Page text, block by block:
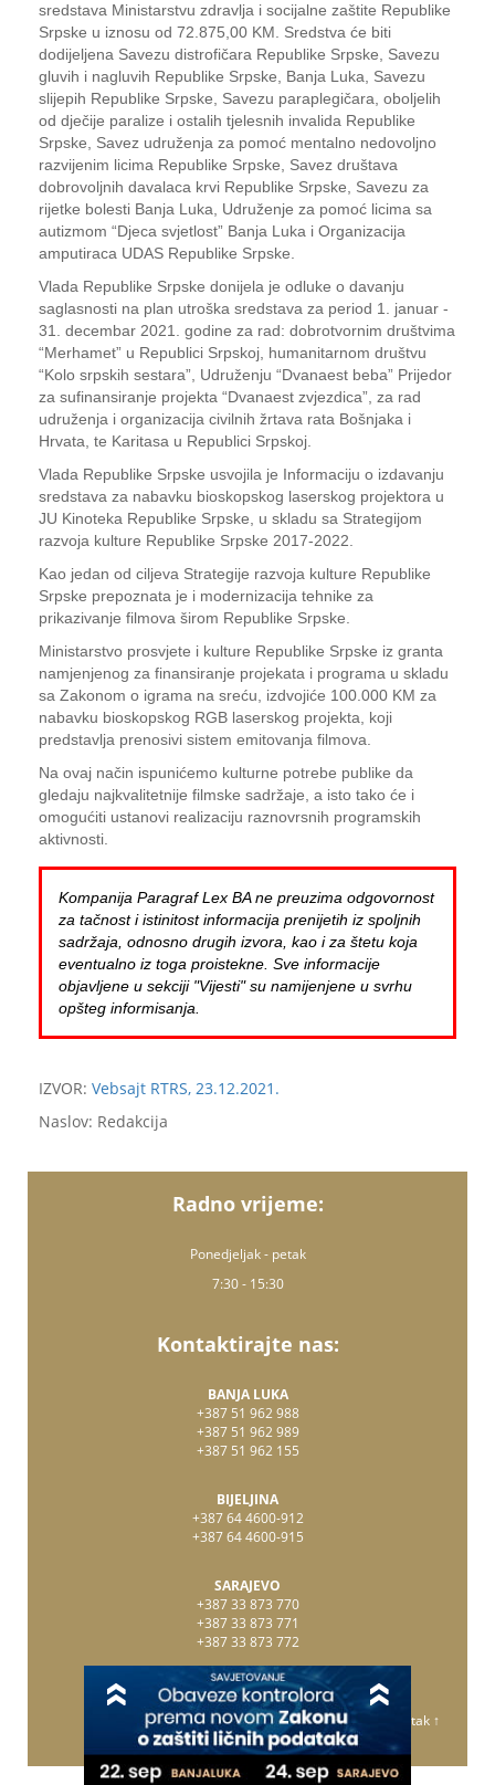
sredstava Ministarstvu zdravlja i socijalne zaštite Republike
Srpske u iznosu od 72.875,00 KM. Sredstva će biti
dodijeljena Savezu distrofičara Republike Srpske, Savezu
gluvih i nagluvih Republike Srpske, Banja Luka, Savezu
slijepih Republike Srpske, Savezu paraplegičara, oboljelih
od dječije paralize i ostalih tjelesnih invalida Republike
Srpske, Savez udruženja za pomoć mentalno nedovoljno
razvijenim licima Republike Srpske, Savez društava
dobrovoljnih davalaca krvi Republike Srpske, Savezu za
rijetke bolesti Banja Luka, Udruženje za pomoć licima sa
autizmom “Djeca svjetlost” Banja Luka i Organizacija
amputiraca UDAS Republike Srpske.
Vlada Republike Srpske donijela je odluke o davanju
saglasnosti na plan utroška sredstava za period 1. januar -
31. decembar 2021. godine za rad: dobrotvornim društvima
“Merhamet” u Republici Srpskoj, humanitarnom društvu
“Kolo srpskih sestara”, Udruženju “Dvanaest beba” Prijedor
za sufinansiranje projekta “Dvanaest zvjezdica”, za rad
udruženja i organizacija civilnih žrtava rata Bošnjaka i
Hrvata, te Karitasa u Republici Srpskoj.
Vlada Republike Srpske usvojila je Informaciju o izdavanju
sredstava za nabavku bioskopskog laserskog projektora u
ЈU Kinoteka Republike Srpske, u skladu sa Strategijom
razvoja kulture Republike Srpske 2017-2022.
Kao jedan od ciljeva Strategije razvoja kulture Republike
Srpske prepoznata je i modernizacija tehnike za
prikazivanje filmova širom Republike Srpske.
Ministarstvo prosvjete i kulture Republike Srpske iz granta
namjenjenog za finansiranje projekata i programa u skladu
sa Zakonom o igrama na sreću, izdvojiće 100.000 KM za
nabavku bioskopskog RGB laserskog projekta, koji
predstavlja prenosivi sistem emitovanja filmova.
Na ovaj način ispunićemo kulturne potrebe publike da
gledaju najkvalitetnije filmske sadržaje, a isto tako će i
omogućiti ustanovi realizaciju raznovrsnih programskih
aktivnosti.
Kompanija Paragraf Lex BA ne preuzima odgovornost
za tačnost i istinitost informacija prenijetih iz spoljnih
sadržaja, odnosno drugih izvora, kao i za štetu koja
eventualno iz toga proistekne. Sve informacije
objavljene u sekciji "Vijesti" su namijenjene u svrhu
opšteg informisanja.
IZVOR: Vebsajt RTRS, 23.12.2021.
Naslov: Redakcija
Radno vrijeme:
Ponedjeljak - petak
7:30 - 15:30
Kontaktirajte nas:
BANJA LUKA
+387 51 962 988
+387 51 962 989
+387 51 962 155
BIJELJINA
+387 64 4600-912
+387 64 4600-915
SARAJEVO
+387 33 873 770
+387 33 873 771
+387 33 873 772
Vrati se na početak ↑